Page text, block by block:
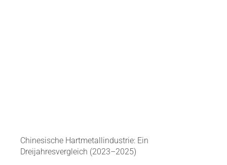
Chinesische Hartmetallindustrie: Ein
Dreijahresvergleich (2023–2025)